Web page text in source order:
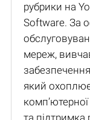
рубрики на
Software. За
мереж,
який охоплює